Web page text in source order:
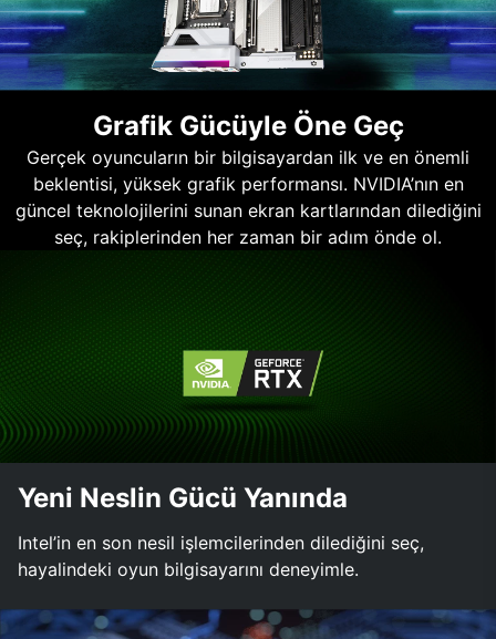
Grafik Gücüyle Öne Geç
Gerçek oyuncuların bir bilgisayardan ilk ve en önemli
beklentisi, yüksek grafik performansı. NVIDIA’nın en
güncel teknolojilerini sunan ekran kartlarından dilediğini
seç, rakiplerinden her zaman bir adım önde ol.
Yeni Neslin Gücü Yanında
Intel’in en son nesil işlemcilerinden dilediğini seç,
hayalindeki oyun bilgisayarını deneyimle.